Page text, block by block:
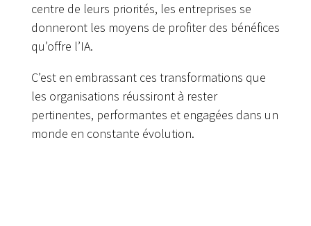
centre de leurs priorités, les entreprises se
donneront les moyens de profiter des bénéfices
qu’offre l’IA.
C’est en embrassant ces transformations que
les organisations réussiront à rester
pertinentes, performantes et engagées dans un
monde en constante évolution.